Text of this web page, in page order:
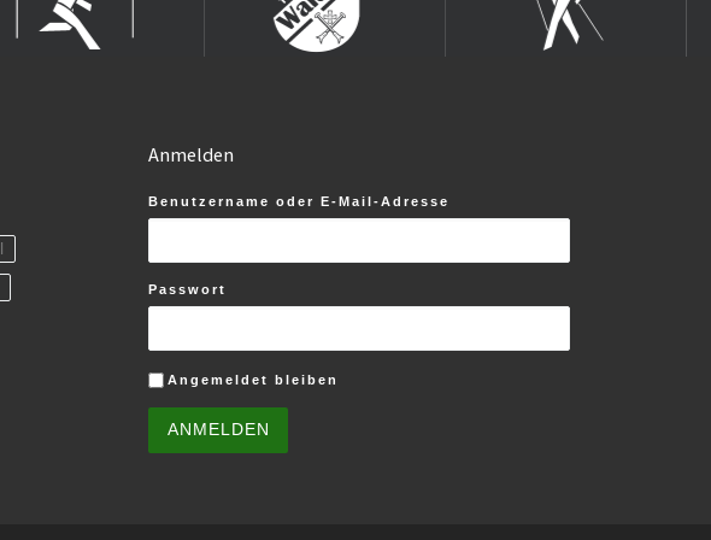
Anmelden
Benutzername oder E-Mail-Adresse
Passwort
Angemeldet bleiben
ANMELDEN